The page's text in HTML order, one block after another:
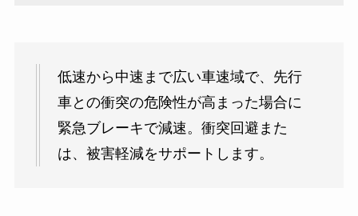
低速から中速まで広い車速域で、先行
車との衝突の危険性が高まった場合に
緊急ブレーキで減速。衝突回避また
は、被害軽減をサポートします。